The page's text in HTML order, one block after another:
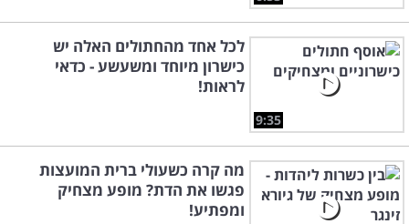
9:35
לכל אחד מהחתולים האלה יש
כישרון מיוחד ומשעשע - כדאי
לראות!
מה קרה כשעולי ברית המועצות
פגשו את הדת? מופע מצחיק
ומפתיע!